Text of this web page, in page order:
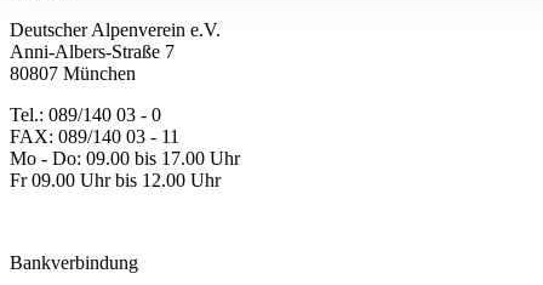
Deutscher Alpenverein e.V.
Anni-Albers-Straße 7
80807 München
Tel.: 089/140 03 - 0
FAX: 089/140 03 - 11
Mo - Do: 09.00 bis 17.00 Uhr
Fr 09.00 Uhr bis 12.00 Uhr
Bankverbindung